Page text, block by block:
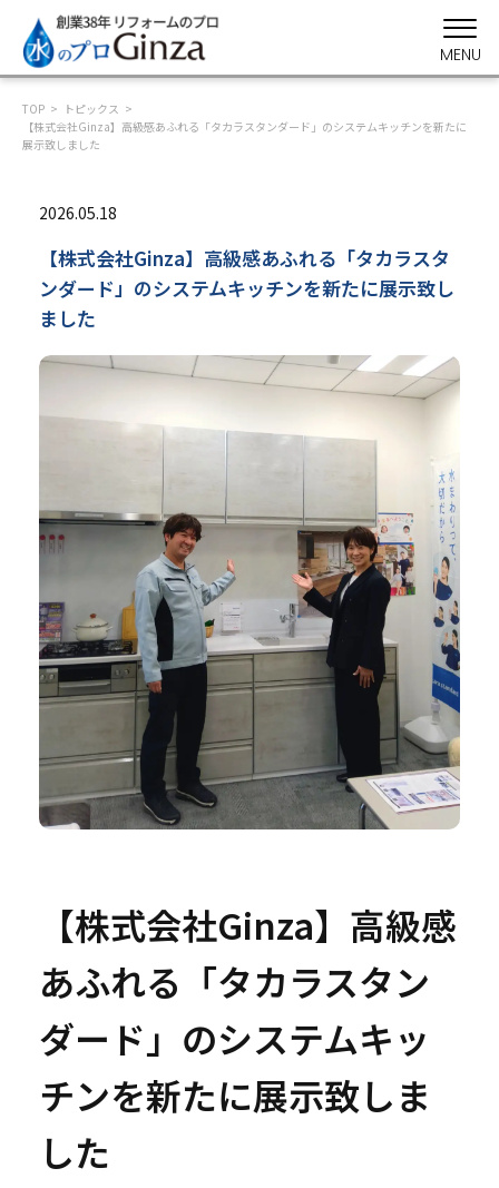
MENU
TOP
トピックス
【株式会社Ginza】高級感あふれる「タカラスタンダード」のシステムキッチンを新たに
展示致しました
2026.05.18
【株式会社Ginza】高級感あふれる「タカラスタ
ンダード」のシステムキッチンを新たに展示致し
ました
【株式会社Ginza】高級感
あふれる「タカラスタン
ダード」のシステムキッ
チンを新たに展示致しま
した